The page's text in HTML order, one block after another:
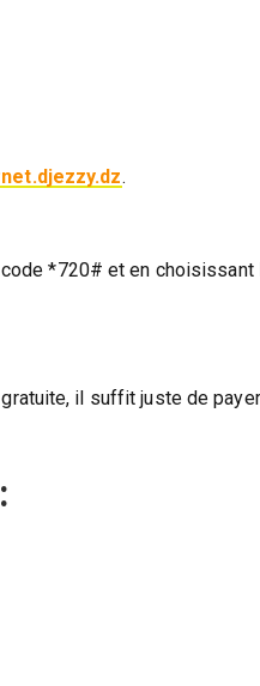
.
*720# et en choisissant
il suffit juste de